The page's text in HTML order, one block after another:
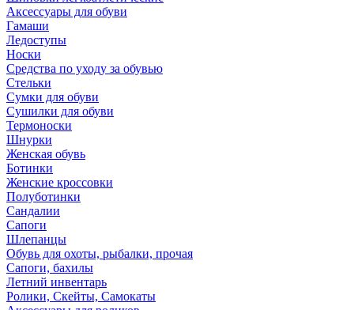
Аксессуары для обуви
Гамаши
Ледоступы
Носки
Средства по уходу за обувью
Стельки
Сумки для обуви
Сушилки для обуви
Термоноски
Шнурки
Женская обувь
Ботинки
Женские кроссовки
Полуботинки
Сандалии
Сапоги
Шлепанцы
Обувь для охоты, рыбалки, прочая
Сапоги, бахилы
Летний инвентарь
Ролики, Скейты, Самокаты